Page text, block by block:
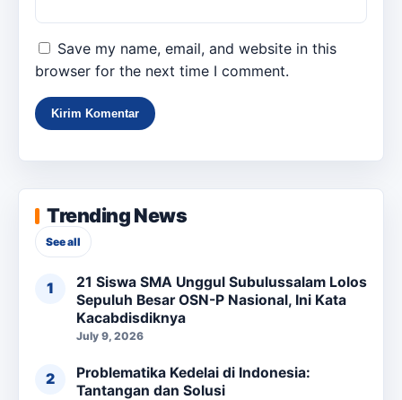
Save my name, email, and website in this
browser for the next time I comment.
Trending News
See all
21 Siswa SMA Unggul Subulussalam Lolos
Sepuluh Besar OSN-P Nasional, Ini Kata
Kacabdisdiknya
July 9, 2026
Problematika Kedelai di Indonesia:
Tantangan dan Solusi